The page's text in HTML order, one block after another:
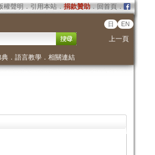
權聲明 ． 引用本站． 捐款贊助．回首頁．
日 EN
上一頁
典． 語言教學． 相關連結